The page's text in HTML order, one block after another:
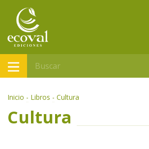
Inicio - Libros - Cultura
Cultura